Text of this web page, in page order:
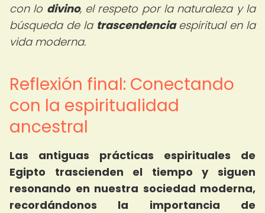
con lo divino, el respeto por la naturaleza y la
búsqueda de la trascendenciaespiritual en la
vida moderna.
Reflexión final: Conectando
con la espiritualidad
ancestral
Las antiguas prácticas espirituales de
Egipto trascienden el tiempo y siguen
resonando en nuestra sociedad moderna,
recordándonos la importancia de